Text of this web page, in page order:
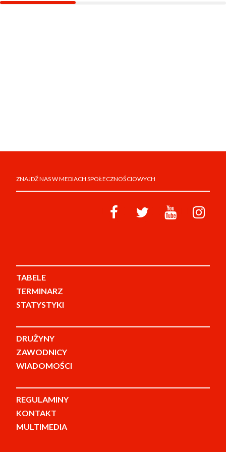
ZNAJDŹ NAS W MEDIACH SPOŁECZNOŚCIOWYCH
TABELE
TERMINARZ
STATYSTYKI
DRUŻYNY
ZAWODNICY
WIADOMOŚCI
REGULAMINY
KONTAKT
MULTIMEDIA